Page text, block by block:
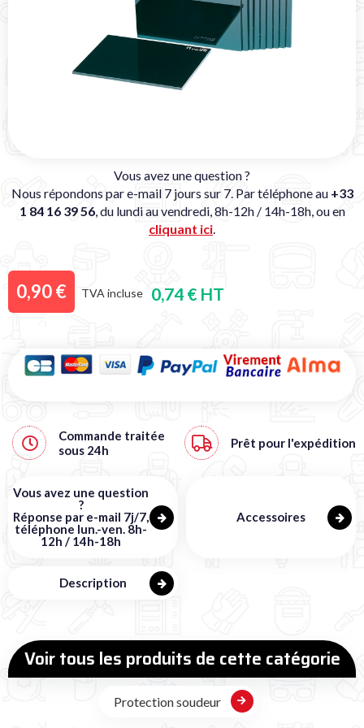
Vous avez une question ?
Nous répondons par e-mail 7 jours sur 7. Par téléphone au +33
1 84 16 39 56, du lundi au vendredi, 8h-12h / 14h-18h, ou en
cliquant ici.
0,90 € TVA incluse 0,74 € HT
Commande traitée
sous 24h Prêt pour l'expédition
Vous avez une question
?
Réponse par e-mail 7j/7,
téléphone lun.-ven. 8h-
12h / 14h-18h
Accessoires
Description
Voir tous les produits de cette catégorie
Protection soudeur